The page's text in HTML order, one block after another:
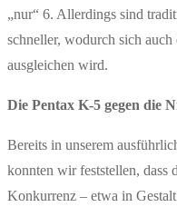
„nur“ 6. Allerdings sind
schneller, wodurch sich
ausgleichen wird.
Die Pentax K-5 gegen die
Bereits in unserem
konnten wir feststellen, dass
Konkurrenz – etwa in